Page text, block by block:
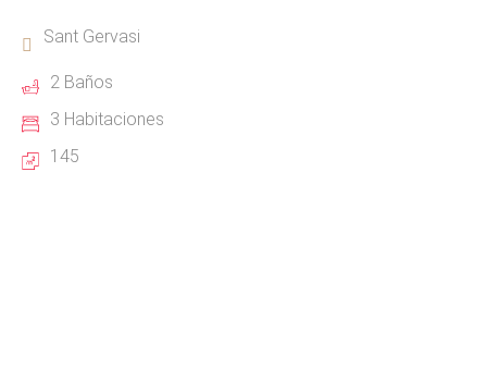
Sant Gervasi
2 Baños
3 Habitaciones
145